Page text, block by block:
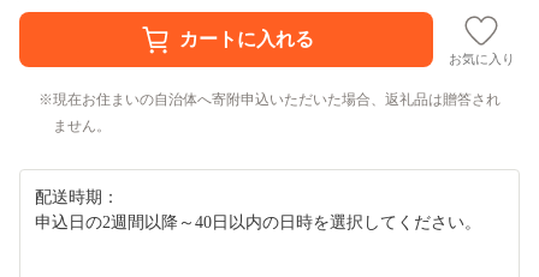
お気に入り
現在お住まいの自治体へ寄附申込いただいた場合、返礼品は贈答され
ません。
配送時期：
申込日の2週間以降～40日以内の日時を選択してください。